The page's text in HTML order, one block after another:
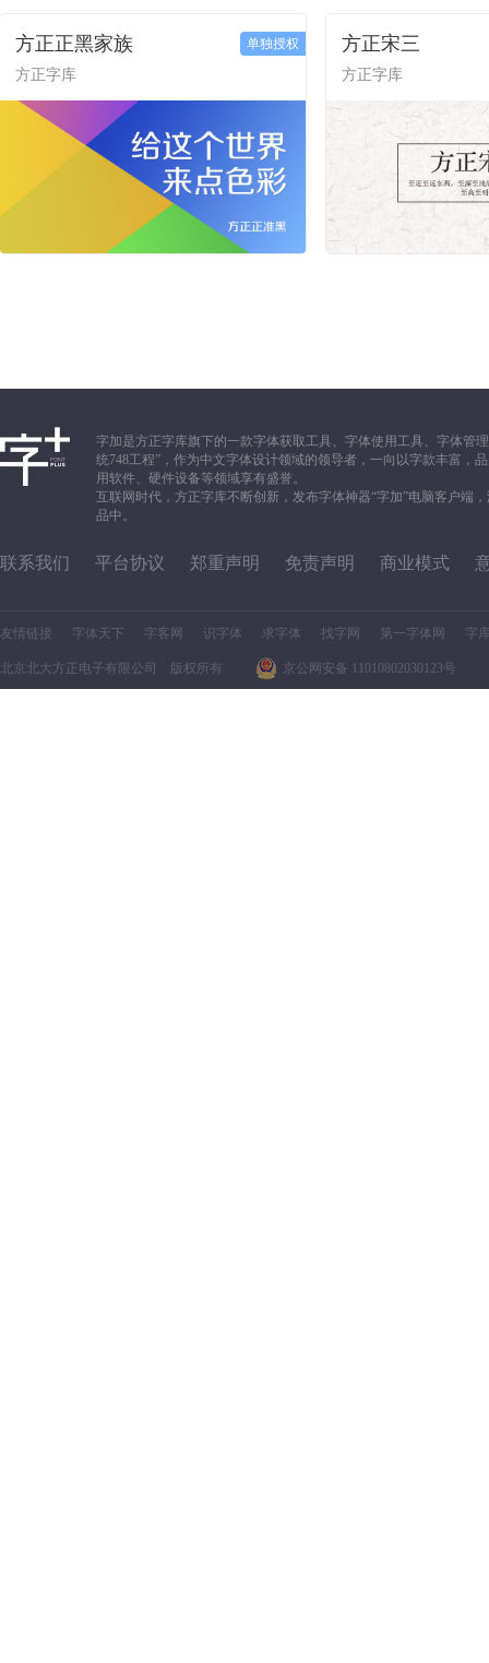
方正正黑家族
方正字库
单独授权 方正宋三
方正字库
字加是方正字库旗下的一款字体获取工具、字体使用工具、字体管
统748工程”，作为中文字体设计领域的领导者，一向以字款丰富，
用软件、硬件设备等领域享有盛誉。
互联网时代，方正字库不断创新，发布字体神器“字加”电脑客户端
品中。
联系我们 平台协议 郑重声明 免责声明 商业模式
友情链接 字体天下 字客网 识字体 求字体 找字网 第一字体网 字
北京北大方正电子有限公司 版权所有 京公网安备 11010802030123号